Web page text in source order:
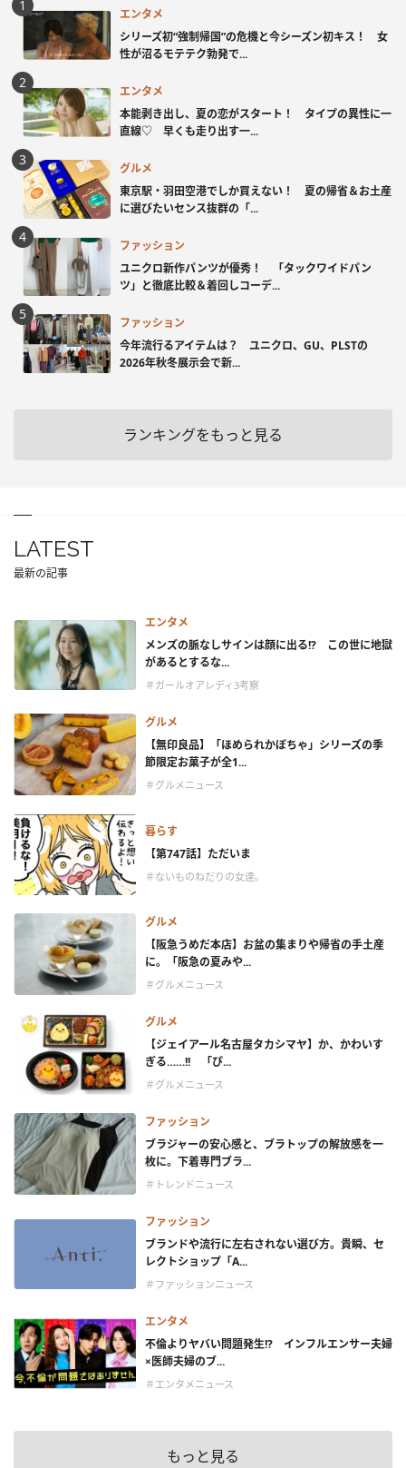
エンタメ
シリーズ初“強制帰国”の危機と今シーズン初キス！ 女
性が沼るモテテク勃発で...
エンタメ
本能剥き出し、夏の恋がスタート！ タイプの異性に一
直線♡ 早くも走り出す一...
グルメ
東京駅・羽田空港でしか買えない！ 夏の帰省＆お土産
に選びたいセンス抜群の「...
ファッション
ユニクロ新作パンツが優秀！ 「タックワイドパン
ツ」と徹底比較＆着回しコーデ...
ファッション
今年流行るアイテムは？ ユニクロ、GU、PLSTの
2026年秋冬展示会で新...
ランキングをもっと見る
LATEST
最新の記事
エンタメ
メンズの脈なしサインは顔に出る!? この世に地獄
があるとするな...
＃ガールオアレディ3考察
グルメ
【無印良品】「ほめられかぼちゃ」シリーズの季
節限定お菓子が全1...
＃グルメニュース
暮らす
【第747話】ただいま
＃ないものねだりの女達。
グルメ
【阪急うめだ本店】お盆の集まりや帰省の手土産
に。「阪急の夏みや...
＃グルメニュース
グルメ
【ジェイアール名古屋タカシマヤ】か、かわいす
ぎる……!! 「ぴ...
＃グルメニュース
ファッション
ブラジャーの安心感と、ブラトップの解放感を一
枚に。下着専門ブラ...
＃トレンドニュース
ファッション
ブランドや流行に左右されない選び方。貴瞬、セ
レクトショップ「A...
＃ファッションニュース
エンタメ
不倫よりヤバい問題発生!? インフルエンサー夫婦
×医師夫婦のブ...
＃エンタメニュース
もっと見る